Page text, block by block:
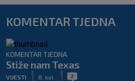
KOMENTAR TJEDNA
KOMENTAR TJEDNA
Stiže nam Texas
VIJESTI 8. kol. 2